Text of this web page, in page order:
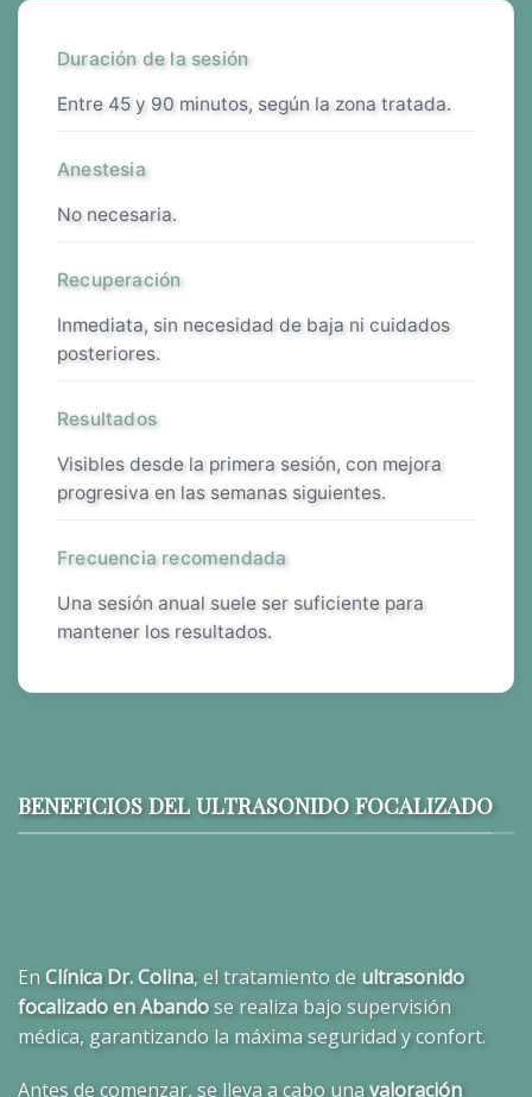
Duración de la sesión
entre 45 y 90 minutos, según la zona tratada.
Anestesia
no necesaria.
Recuperación
inmediata, sin necesidad de baja ni cuidados
posteriores.
Resultados
visibles desde la primera sesión, con mejora
progresiva en las semanas siguientes.
Frecuencia recomendada
una sesión anual suele ser suficiente para
mantener los resultados.
BENEFICIOS DEL ULTRASONIDO FOCALIZADO
En Clínica Dr. Colina, el tratamiento de ultrasonido
focalizado en Abandose realiza bajo supervisión
médica, garantizando la máxima seguridad y confort.
Antes de comenzar, se lleva a cabo una valoración